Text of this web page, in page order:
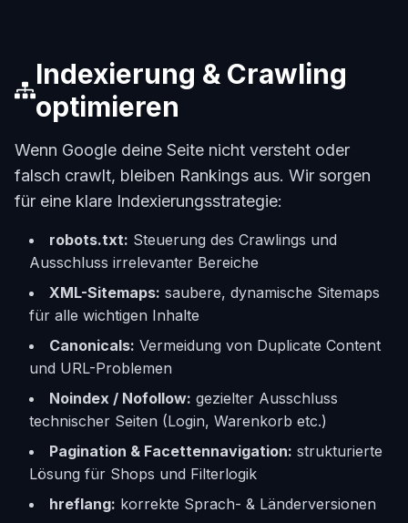
Indexierung & Crawling
optimieren
Wenn Google deine Seite nicht versteht oder
falsch crawlt, bleiben Rankings aus. Wir sorgen
für eine klare Indexierungsstrategie:
robots.txt: Steuerung des Crawlings und
Ausschluss irrelevanter Bereiche
XML-Sitemaps: saubere, dynamische Sitemaps
für alle wichtigen Inhalte
Canonicals: Vermeidung von Duplicate Content
und URL-Problemen
Noindex / Nofollow: gezielter Ausschluss
technischer Seiten (Login, Warenkorb etc.)
Pagination & Facettennavigation: strukturierte
Lösung für Shops und Filterlogik
hreflang: korrekte Sprach- & Länderversionen